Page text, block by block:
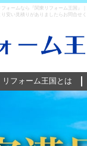
ォームなら『関東リフォーム王国
安い見積りがありましたらお問合せく
リフォーム王国とは